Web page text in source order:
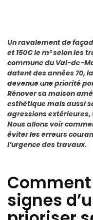
Un ravalement de
et 150€ le m² selon les
commune du Val-de-
datent des années 70,
devenue une priorité
Rénover sa maison
esthétique mais aussi
agressions
Nous allons voir
éviter les erreurs
l’urgence des travaux.
signes